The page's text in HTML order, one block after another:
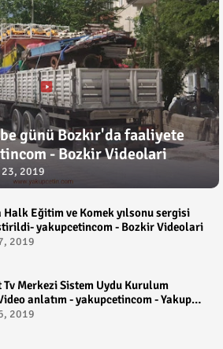
günü Bozkır'da faaliyete
- Bozkir Videolari
23, 2019
Halk Eğitim ve Komek yılsonu sergisi
yakupcetincom - Bozkir Videolari
2019
Tv Merkezi Sistem Uydu Kurulum
anlatım - yakupcetincom - Yakup
2019